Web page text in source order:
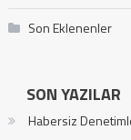
Son Eklenenler
SON YAZILAR
Habersiz